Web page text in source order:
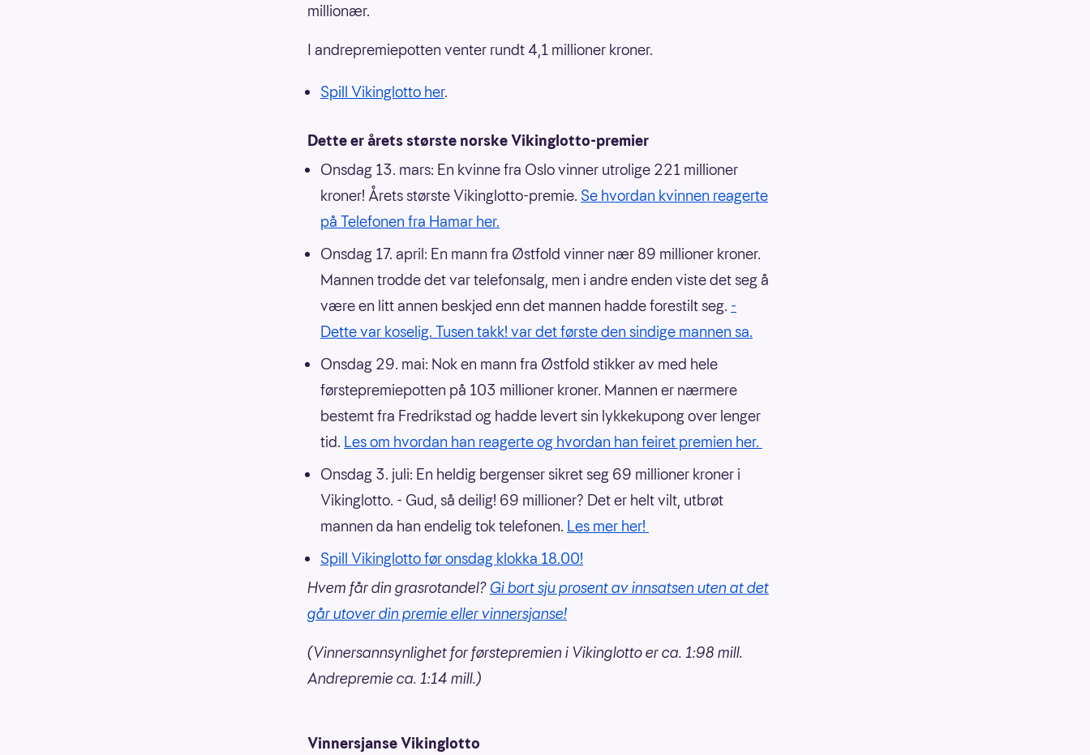
millionær.
I andrepremiepotten venter rundt 4,1 millioner kroner.
Spill Vikinglotto her.
Dette er årets største norske Vikinglotto-premier
Onsdag 13. mars: En kvinne fra Oslo vinner utrolige 221 millioner
kroner! Årets største Vikinglotto-premie. Se hvordan kvinnen reagerte
på Telefonen fra Hamar her.
Onsdag 17. april: En mann fra Østfold vinner nær 89 millioner kroner.
Mannen trodde det var telefonsalg, men i andre enden viste det seg å
være en litt annen beskjed enn det mannen hadde forestilt seg. -
Dette var koselig. Tusen takk! var det første den sindige mannen sa.
Onsdag 29. mai: Nok en mann fra Østfold stikker av med hele
førstepremiepotten på 103 millioner kroner. Mannen er nærmere
bestemt fra Fredrikstad og hadde levert sin lykkekupong over lenger
tid. Les om hvordan han reagerte og hvordan han feiret premien her.
Onsdag 3. juli: En heldig bergenser sikret seg 69 millioner kroner i
Vikinglotto. - Gud, så deilig! 69 millioner? Det er helt vilt, utbrøt
mannen da han endelig tok telefonen. Les mer her!
Spill Vikinglotto før onsdag klokka 18.00!
Hvem får din grasrotandel? Gi bort sju prosent av innsatsen uten at det
går utover din premie eller vinnersjanse!
(Vinnersannsynlighet for førstepremien i Vikinglotto er ca. 1:98 mill.
Andrepremie ca. 1:14 mill.)
Vinnersjanse Vikinglotto